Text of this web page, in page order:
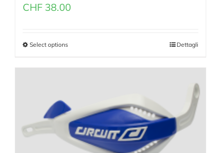
CHF 38.00
Select options Dettagli